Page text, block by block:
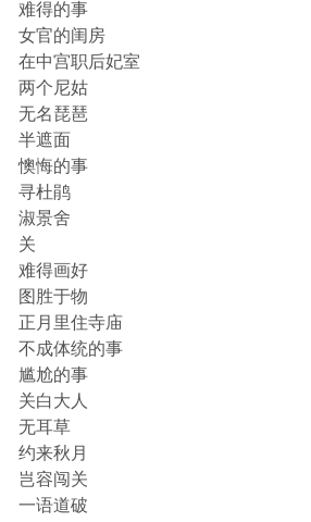
难得的事
女官的闺房
在中宫职后妃室
两个尼姑
无名琵琶
半遮面
懊悔的事
寻杜鹃
淑景舍
关
难得画好
图胜于物
正月里住寺庙
不成体统的事
尴尬的事
关白大人
无耳草
约来秋月
岂容闯关
一语道破